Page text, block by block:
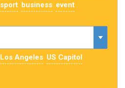
sport business event
Los Angeles US Capitol